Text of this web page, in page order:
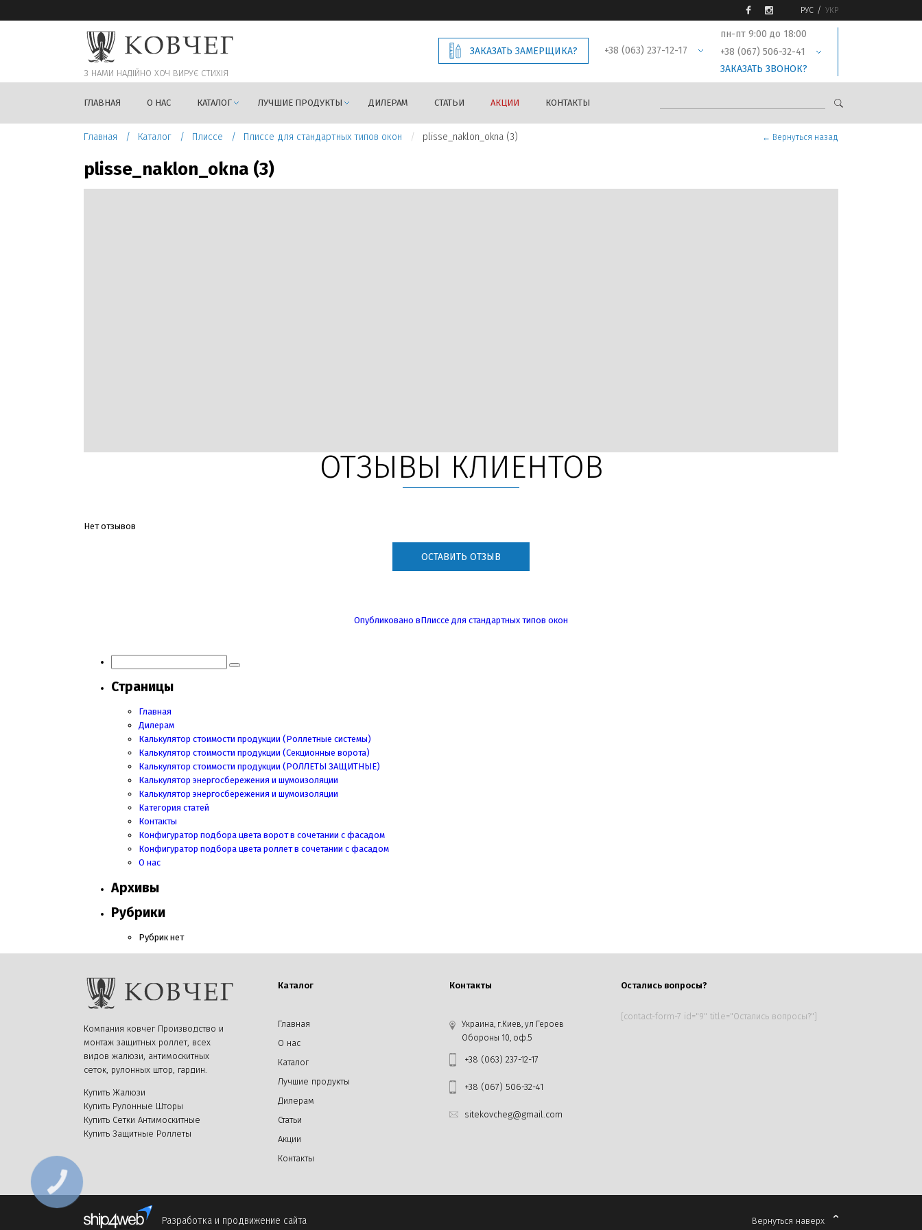
РУС УКР
З НАМИ НАДIЙНО ХОЧ ВИРУЄ СТИХIЯ
ЗАКАЗАТЬ ЗАМЕРЩИКА? +38 (063) 237-12-17
пн-пт 9:00 до 18:00
+38 (067) 506-32-41
ЗАКАЗАТЬ ЗВОНОК?
ГЛАВНАЯ О НАС КАТАЛОГ ЛУЧШИЕ ПРОДУКТЫ ДИЛЕРАМ СТАТЬИ АКЦИИ КОНТАКТЫ
Главная Каталог Плиссе Плиссе для стандартных типов окон plisse_naklon_okna (3) ← Вернуться назад
plisse_naklon_okna (3)
Опубликовано
21.03.2017 Полный
размер
605 × 353
ОТЗЫВЫ КЛИЕНТОВ
Нет отзывов
ОСТАВИТЬ ОТЗЫВ
Опубликовано вПлиссе для стандартных типов окон
Страницы
Главная
Дилерам
Калькулятор стоимости продукции (Роллетные системы)
Калькулятор стоимости продукции (Секционные ворота)
Калькулятор стоимости продукции (РОЛЛЕТЫ ЗАЩИТНЫЕ)
Калькулятор энергосбережения и шумоизоляции
Калькулятор энергосбережения и шумоизоляции
Категория статей
Контакты
Конфигуратор подбора цвета ворот в сочетании с фасадом
Конфигуратор подбора цвета роллет в сочетании с фасадом
О нас
Архивы
Рубрики
Рубрик нет
Компания ковчег Производство и
монтаж защитных роллет, всех
видов жалюзи, антимоскитных
сеток, рулонных штор, гардин.
Купить Жалюзи
Купить Рулонные Шторы
Купить Сетки Антимоскитные
Купить Защитные Роллеты
Каталог
Главная
О нас
Каталог
Лучшие продукты
Дилерам
Статьи
Акции
Контакты
Контакты
Украина, г.Киев, ул Героев
Обороны 10, оф.5
+38 (063) 237-12-17
+38 (067) 506-32-41
sitekovcheg@gmail.com
Остались вопросы?
[contact-form-7 id="9" title="Остались вопросы?"]
Разработка и продвижение сайта Вернуться наверх